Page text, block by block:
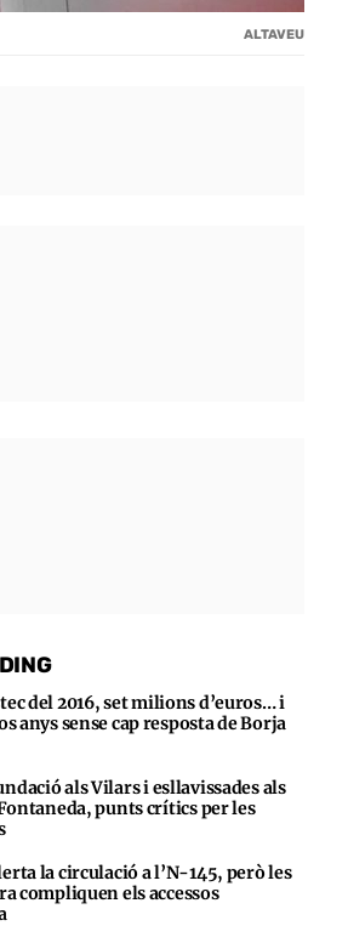
ALTAVEU
del 2016, set milions d’euros… i
anys sense cap resposta de Borja
als Vilars i esllavissades als
punts crítics per les
la circulació a l’N-145, però les
compliquen els accessos